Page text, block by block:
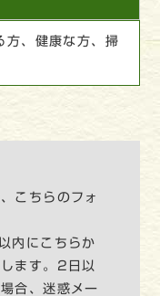
方、健康な方、掃
こちらのフォ
内にこちらか
ます。2日以
合、迷惑メー